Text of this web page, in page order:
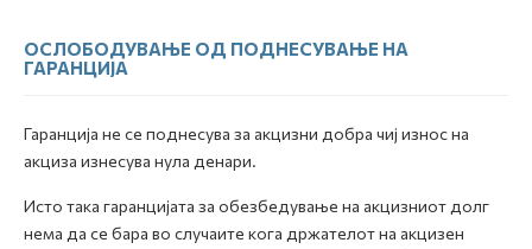
ОСЛОБОДУВАЊЕ ОД ПОДНЕСУВАЊЕ НА
ГАРАНЦИЈА
Гаранција не се поднесува за акцизни добра чиј износ на
акциза изнесува нула денари.
Исто така гаранцијата за обезбедување на акцизниот долг
нема да се бара во случаите кога држателот на акцизен